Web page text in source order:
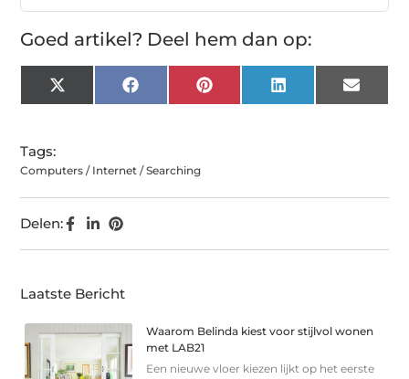
Goed artikel? Deel hem dan op:
X
(Twitter)
FacebookPinterest LinkedIn Email
Tags:
Computers / Internet / Searching
Delen:
Laatste Bericht
Waarom Belinda kiest voor stijlvol wonen
met LAB21
Een nieuwe vloer kiezen lijkt op het eerste